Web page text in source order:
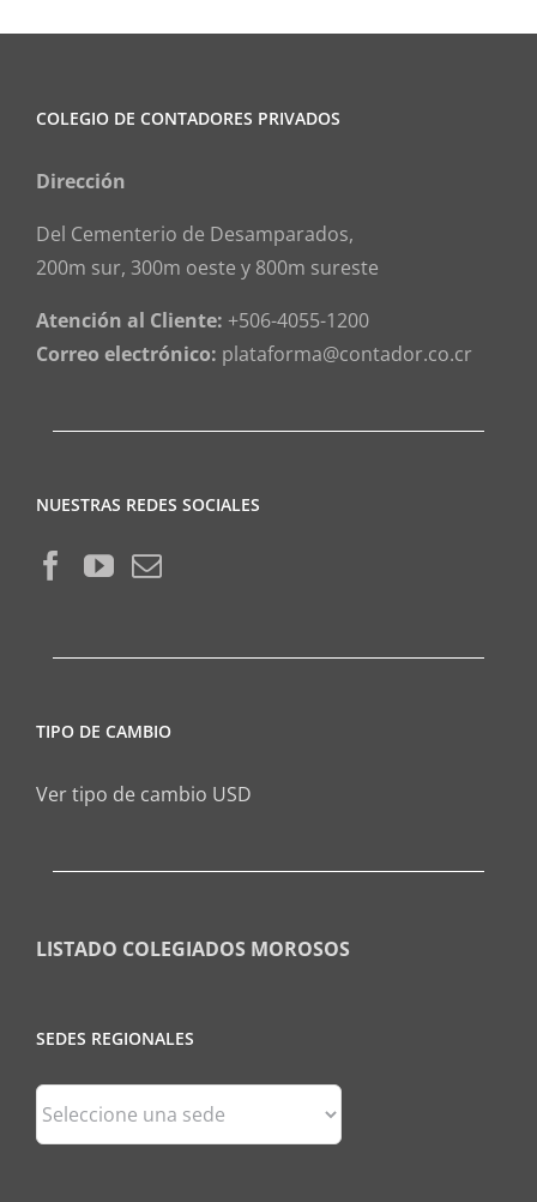
COLEGIO DE CONTADORES PRIVADOS
Dirección
Del Cementerio de Desamparados,
200m sur, 300m oeste y 800m sureste
Atención al Cliente: +506-4055-1200
Correo electrónico: plataforma@contador.co.cr
NUESTRAS REDES SOCIALES
TIPO DE CAMBIO
Ver tipo de cambio USD
LISTADO COLEGIADOS MOROSOS
SEDES REGIONALES
Sedes
Regionales